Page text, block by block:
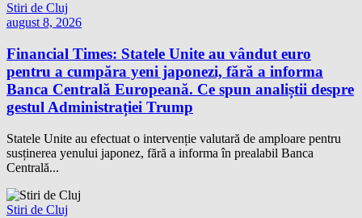
Stiri de Cluj
august 8, 2026
Financial Times: Statele Unite au vândut euro
pentru a cumpăra yeni japonezi, fără a informa
Banca Centrală Europeană. Ce spun analiștii despre
gestul Administrației Trump
Statele Unite au efectuat o intervenție valutară de amploare pentru
susținerea yenului japonez, fără a informa în prealabil Banca
Centrală...
Stiri de Cluj